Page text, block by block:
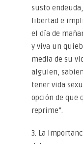
susto
libertad e
el día de
y viva un
media de su
alguien,
tener vida
opción de que
reprime”.
3. La